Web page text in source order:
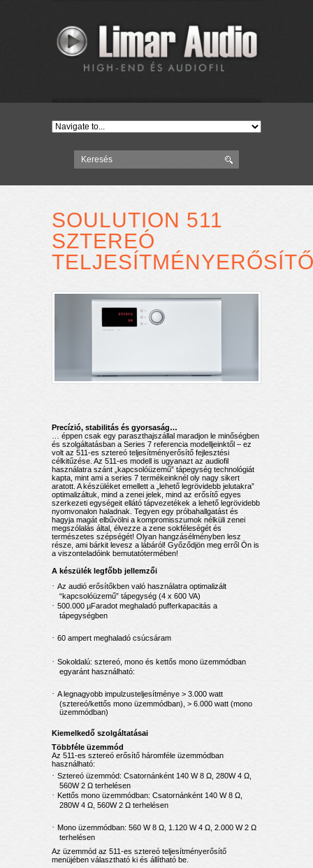
SOULUTION 511
SZTEREÓ
Precízió, stabilitás és gyorsaság…
… éppen csak egy paraszthajszállal maradjon le minőségben
és szolgáltatásban a Series 7 referencia modelljeinktől – ez
volt az 511-es sztereó teljesítményerősítő fejlesztési
célkitűzése. Az 511-es modell is ugyanazt az audiofil
használatra szánt „kapcsolóüzemű” tápegység technológiát
kapta, mint ami a series 7 termékeinknél oly nagy sikert
aratott. A készüléket emellett a „lehető legrövidebb jelutakra”
optimalizáltuk, mind a zenei jelek, mind az erősítő egyes
szerkezeti egységeit ellátó tápvezetékek a lehető legrövidebb
nyomvonalon haladnak. Tegyen egy próbahallgatást és
hagyja magát elbűvölni a kompromisszumok nélküli zenei
megszólalás által, élvezze a zene sokféleségét és
természetes szépségét! Olyan hangzásélményben lesz
része, ami bárkit levesz a lábáról! Győződjön meg erről Ön is
a viszonteladóink bemutatótermében!
A készülék legfőbb jellemzői
· Az audió erősítőkben való használatra optimalizált
“kapcsolóüzemű” tápegység (4 x 600 VA)
· 500.000 µFaradot meghaladó pufferkapacitás a
tápegységben
· 60 ampert meghaladó csúcsáram
· Sokoldalú: sztereó, mono és kettős mono üzemmódban
egyaránt használható:
· A legnagyobb impulzusteljesítménye > 3.000 watt
(sztereó/kettős mono üzemmódban), > 6.000 watt (mono
üzemmódban)
Kiemelkedő szolgáltatásai
Többféle üzemmód
Az 511-es sztereó erősítő háromféle üzemmódban
használható:
· Sztereó üzemmód: Csatornánként 140 W 8 Ω, 280W 4 Ω,
560W 2 Ω terhelésen
· Kettős mono üzemmódban: Csatornánként 140 W 8 Ω,
280W 4 Ω, 560W 2 Ω terhelésen
· Mono üzemmódban: 560 W 8 Ω, 1.120 W 4 Ω, 2.000 W 2 Ω
terhelésen
Az üzemmód az 511-es sztereó teljesítményerősítő
menüjében választható ki és állítható be.